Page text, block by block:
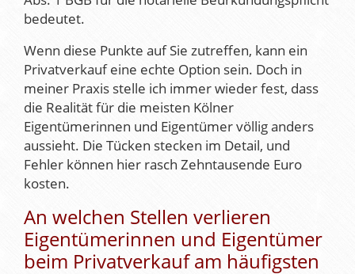
bedeutet.
Wenn diese Punkte auf Sie zutreffen, kann ein
Privatverkauf eine echte Option sein. Doch in
meiner Praxis stelle ich immer wieder fest, dass
die Realität für die meisten Kölner
Eigentümerinnen und Eigentümer völlig anders
aussieht. Die Tücken stecken im Detail, und
Fehler können hier rasch Zehntausende Euro
kosten.
An welchen Stellen verlieren
Eigentümerinnen und Eigentümer
beim Privatverkauf am häufigsten